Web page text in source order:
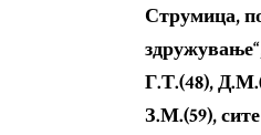
Струмица,
Г.Т.(48),
З.М.(59),